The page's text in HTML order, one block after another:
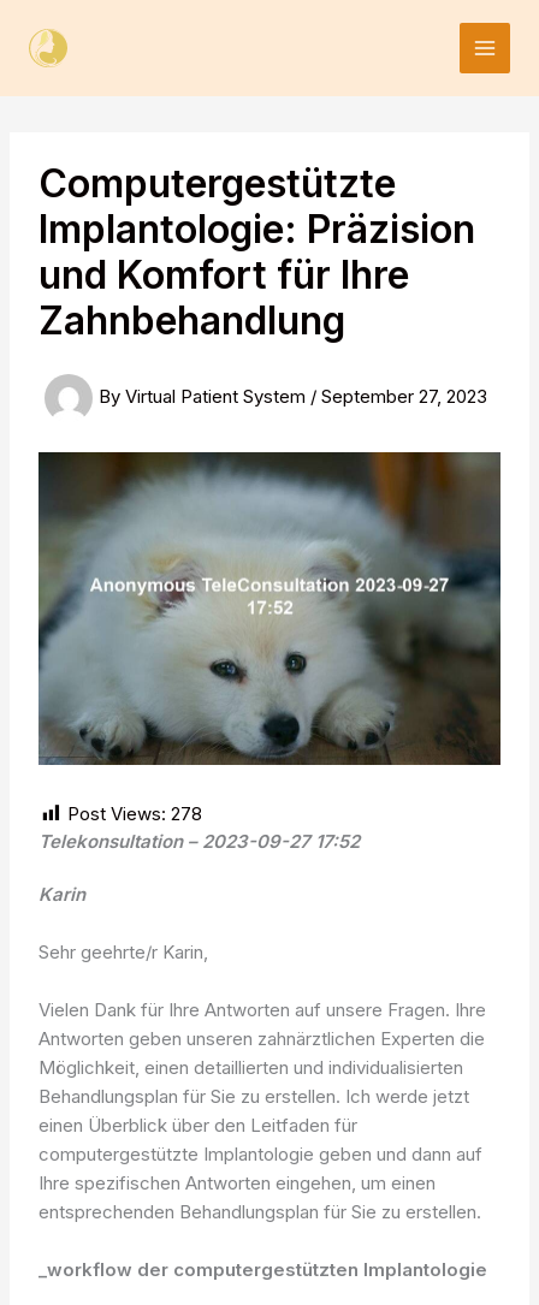
content
Computergestützte
Implantologie: Präzision
und Komfort für Ihre
Zahnbehandlung
ByVirtual Patient System /September 27, 2023
Post Views: 278
Telekonsultation – 2023-09-27 17:52
Karin
Sehr geehrte/r Karin,
Vielen Dank für Ihre Antworten auf unsere Fragen. Ihre
Antworten geben unseren zahnärztlichen Experten die
Möglichkeit, einen detaillierten und individualisierten
Behandlungsplan für Sie zu erstellen. Ich werde jetzt
einen Überblick über den Leitfaden für
computergestützte Implantologie geben und dann auf
Ihre spezifischen Antworten eingehen, um einen
entsprechenden Behandlungsplan für Sie zu erstellen.
_workflow der computergestützten Implantologie